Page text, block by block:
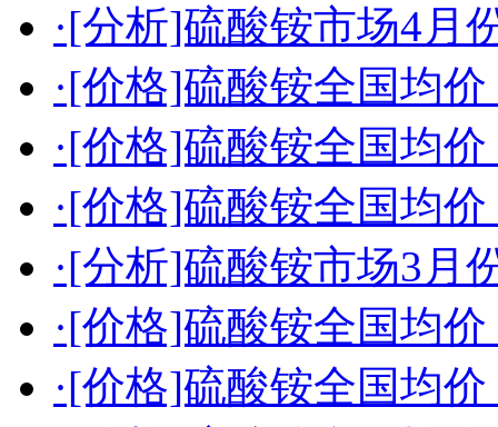
·[分析]硫酸铵市场4月
·[价格]硫酸铵全国均
·[价格]硫酸铵全国均
·[价格]硫酸铵全国均
·[分析]硫酸铵市场3月
·[价格]硫酸铵全国均
·[价格]硫酸铵全国均